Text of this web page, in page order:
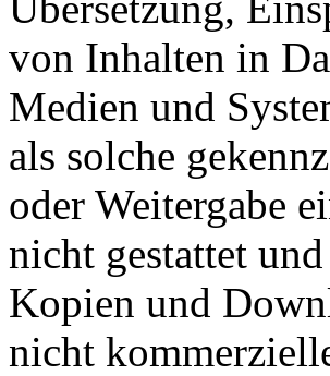
von Inhalten in
Medien und
als solche
oder Weitergabe
nicht gestattet
Kopien und
nicht